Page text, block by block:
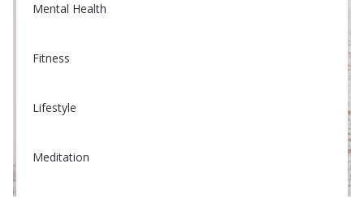
Mental Health
Fitness
Lifestyle
Meditation